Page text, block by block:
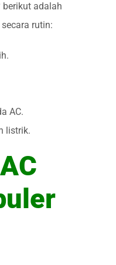
berikut adalah
rutin:
AC.
listrik.